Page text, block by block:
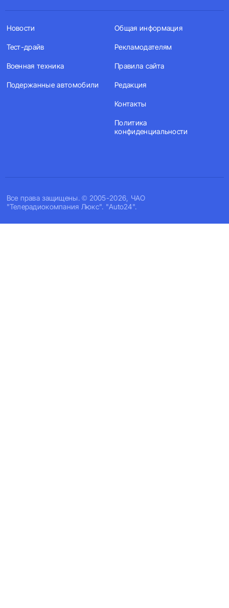
Все права защищены. © 2005-2026, ЧАО
"Телерадиокомпания Люкс". "Auto24".
Новости
Тест-драйв
Военная техника
Подержанные автомобили
Общая информация
Рекламодателям
Правила сайта
Редакция
Контакты
Политика
конфиденциальности